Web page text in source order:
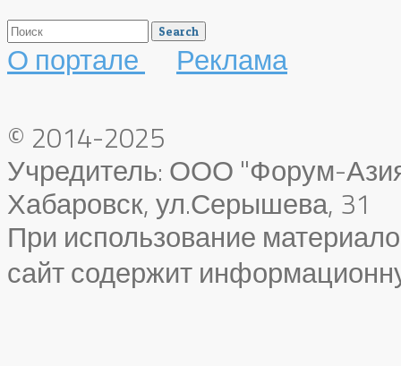
О портале
Реклама
© 2014-2025
Учредитель: ООО "Форум-
Хабаровск, ул.Серышева, 31
При использование
сайт содержит